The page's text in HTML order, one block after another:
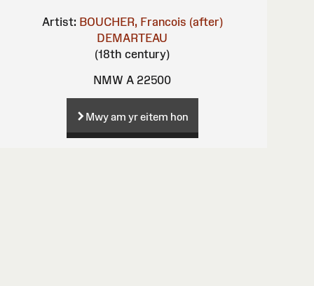
Artist: BOUCHER, Francois (after)
DEMARTEAU
(18th century)
NMW A 22500
Mwy am yr eitem hon